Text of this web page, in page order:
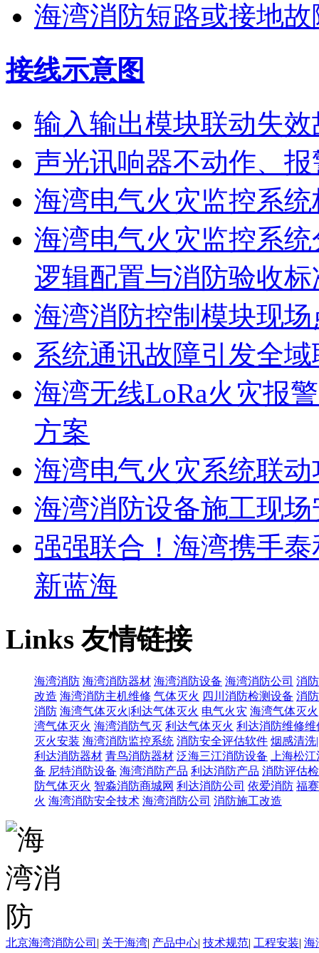
海湾消防短路或接地
接线示意图
输入输出模块联动失效
声光讯响器不动作、
海湾电气火灾监控系
海湾电气火灾监控系
逻辑配置与消防验收标
海湾消防控制模块现
系统通讯故障引发全
海湾无线LoRa火灾报
方案
海湾电气火灾系统联
海湾消防设备施工现
强强联合！海湾携手
新蓝海
Links友情链接
海湾消防 海湾消防器材 海湾消防设备 海湾消防公司 消
改造 海湾消防主机维修 气体灭火 四川消防检测设备 消
消防 海湾气体灭火|利达气体灭火 电气火灾 海湾气体灭
湾气体灭火 海湾消防气灭 利达气体灭火 利达消防维修维
灭火安装 海湾消防监控系统 消防安全评估软件 烟感清洗
利达消防器材 青鸟消防器材 泛海三江消防设备
上海松
备 尼特消防设备 海湾消防产品 利达消防产品 消防评估
防气体灭火 智淼消防商城网 利达消防公司 依爱消防 福
火 海湾消防安全技术 海湾消防公司 消防施工改造
北京海湾消防公司 | 关于海湾| 产品中心| 技术规范| 工程安装| 海